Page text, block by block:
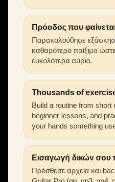
Πρόοδος που
Παρακολούθησε
καθαρότερο παίξιμο
ευκολότερα αύριο.
Thousands of
Build a routine from short
beginner lessons, and
your hands something
Εισαγωγή δικών σου
Πρόσθεσε αρχεία και